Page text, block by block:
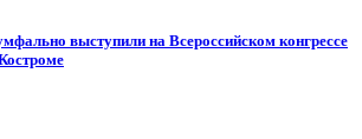
выступили на Всероссийском конгрессе